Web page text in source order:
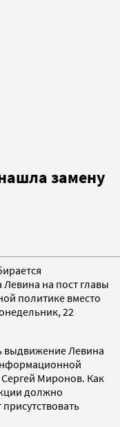
замену
на пост главы
политике вместо
22
выдвижение Левина
Миронов. Как
должно